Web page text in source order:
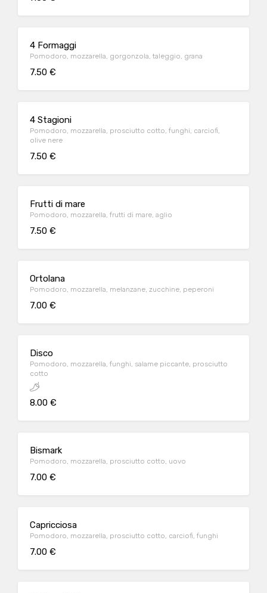
4 Formaggi
Pomodoro, mozzarella, gorgonzola, taleggio, grana
7.50 €
4 Stagioni
Pomodoro, mozzarella, prosciutto cotto, funghi, carciofi,
olive nere
7.50 €
Frutti di mare
Pomodoro, mozzarella, frutti di mare, aglio
7.50 €
Ortolana
Pomodoro, mozzarella, melanzane, zucchine, peperoni
7.00 €
Disco
Pomodoro, mozzarella, funghi, salame piccante, prosciutto
cotto
8.00 €
Bismark
Pomodoro, mozzarella, prosciutto cotto, uovo
7.00 €
Capricciosa
Pomodoro, mozzarella, prosciutto cotto, carciofi, funghi
7.00 €